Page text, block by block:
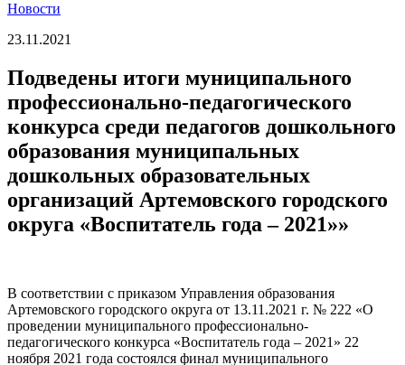
Новости
23.11.2021
Подведены итоги муниципального
профессионально-педагогического
конкурса среди педагогов дошкольного
образования муниципальных
дошкольных образовательных
организаций Артемовского городского
округа «Воспитатель года – 2021»»
В соответствии с приказом Управления образования
Артемовского городского округа от 13.11.2021 г. № 222 «О
проведении муниципального профессионально-
педагогического конкурса «Воспитатель года – 2021» 22
ноября 2021 года состоялся финал муниципального